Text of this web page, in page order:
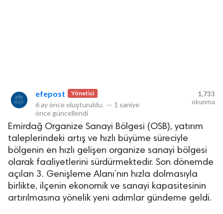
efepost Yönetici
6 ay önce oluşturuldu. — 1 saniye
önce güncellendi
1,733
okunma
Emirdağ Organize Sanayi Bölgesi (OSB), yatırım
taleplerindeki artış ve hızlı büyüme süreciyle
bölgenin en hızlı gelişen organize sanayi bölgesi
olarak faaliyetlerini sürdürmektedir. Son dönemde
açılan 3. Genişleme Alanı’nın hızla dolmasıyla
birlikte, ilçenin ekonomik ve sanayi kapasitesinin
artırılmasına yönelik yeni adımlar gündeme geldi.